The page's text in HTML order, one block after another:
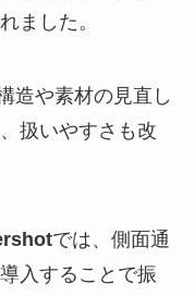
ました。
造や素材の見直し
扱いやすさも改
では、側面通
入することで振